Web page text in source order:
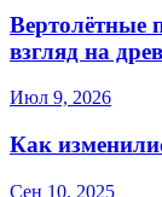
Вертолётные
взгляд на
Июл 9, 2026
Как
Сен 10, 2025